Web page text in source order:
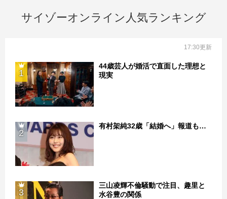
サイゾーオンライン人気ランキング
17:30更新
1
44歳芸人が婚活で直面した理想と
現実
2
有村架純32歳「結婚へ」報道も…
3
三山凌輝不倫騒動で注目、趣里と
水谷豊の関係